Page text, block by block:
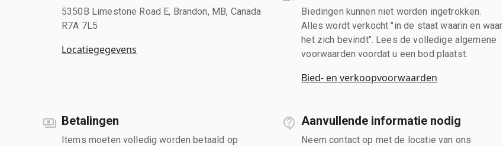
5350B Limestone Road E, Brandon, MB, Canada
R7A 7L5
Locatiegegevens
Biedingen kunnen niet worden ingetrokken.
Alles wordt verkocht "in de staat waarin en waar
het zich bevindt". Lees de volledige algemene
voorwaarden voordat u een bod plaatst.
Bied- en verkoopvoorwaarden
Betalingen
Items moeten volledig worden betaald op
Aanvullende informatie nodig
Neem contact op met de locatie van ons